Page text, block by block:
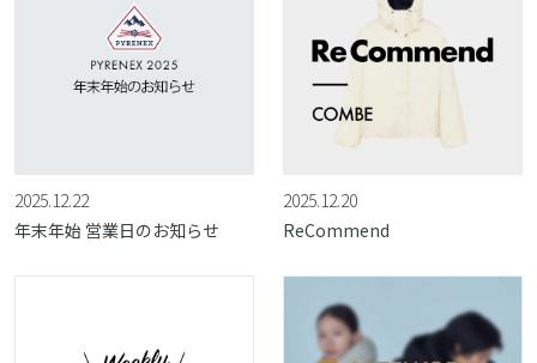
2025.12.22
年末年始 営業日のお知らせ
2025.12.20
ReCommend